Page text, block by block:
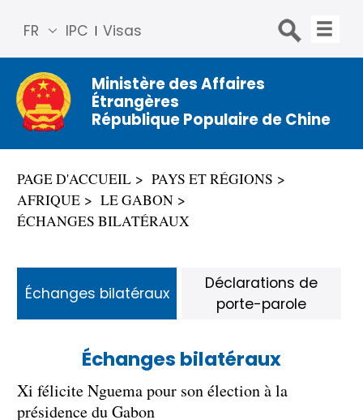
IPC Visas
FR
简体
中文
Engli
sh
Русс
Espa
ñol
Ministère des Affaires
Étrangères
République Populaire de Chine
PAGE D'ACCUEIL
PAYS ET RÉGIONS
AFRIQUE
LE GABON
ÉCHANGES BILATÉRAUX
Échanges bilatéraux
Xi félicite Nguema pour son élection à la
présidence du Gabon
Échanges bilatéraux
Déclarations de
porte-parole